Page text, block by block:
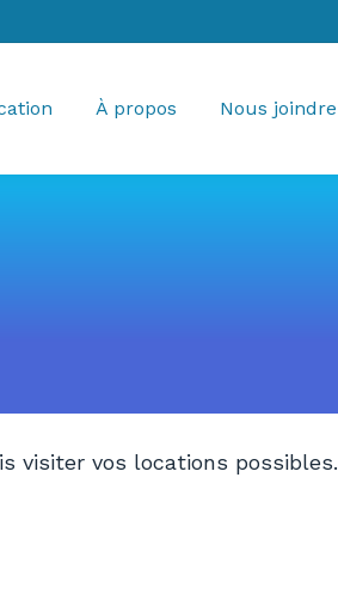
À propos Nous joindre
visiter vos locations possibles.